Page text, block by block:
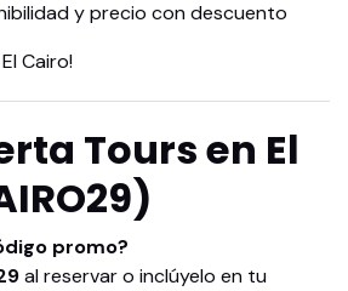
y precio con descuento
Cairo!
Tours en El
promo?
al reservar o inclúyelo en tu